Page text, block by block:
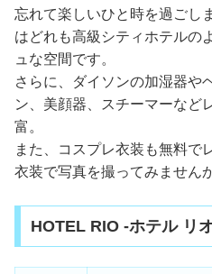
忘れて楽しいひと時を過ごし
はどれも高級シティホテルの
ュな空間です。
さらに、ダイソンの加湿器や
ン、美顔器、スチーマーなど
富。
また、コスプレ衣装も無料で
衣装で写真を撮ってみません
HOTEL RIO -ホテル リ